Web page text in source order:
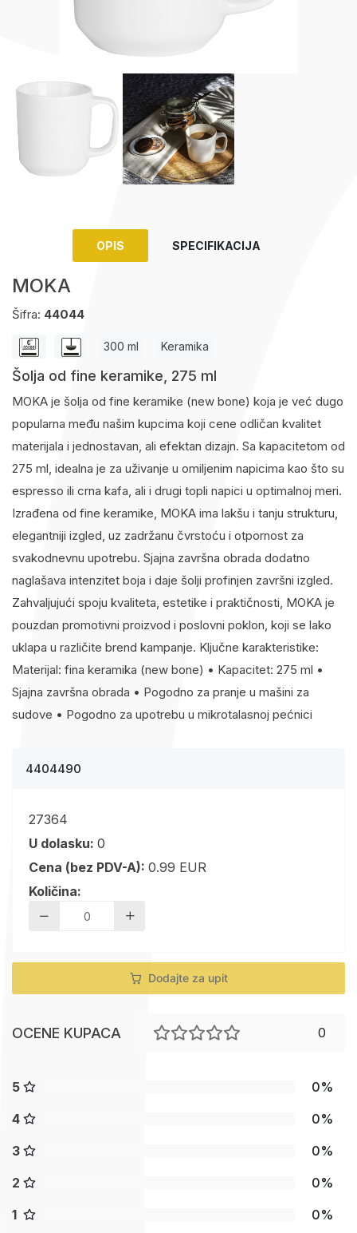
OPIS SPECIFIKACIJA
MOKA
Šifra: 44044
300 ml Keramika
Šolja od fine keramike, 275 ml
MOKA je šolja od fine keramike (new bone) koja je već dugo
popularna među našim kupcima koji cene odličan kvalitet
materijala i jednostavan, ali efektan dizajn. Sa kapacitetom od
275 ml, idealna je za uživanje u omiljenim napicima kao što su
espresso ili crna kafa, ali i drugi topli napici u optimalnoj meri.
Izrađena od fine keramike, MOKA ima lakšu i tanju strukturu,
elegantniji izgled, uz zadržanu čvrstoću i otpornost za
svakodnevnu upotrebu. Sjajna završna obrada dodatno
naglašava intenzitet boja i daje šolji profinjen završni izgled.
Zahvaljujući spoju kvaliteta, estetike i praktičnosti, MOKA je
pouzdan promotivni proizvod i poslovni poklon, koji se lako
uklapa u različite brend kampanje. Ključne karakteristike:
Materijal: fina keramika (new bone) • Kapacitet: 275 ml •
Sjajna završna obrada • Pogodno za pranje u mašini za
sudove • Pogodno za upotrebu u mikrotalasnoj pećnici
4404490
27364
U dolasku: 0
Cena (bez PDV-A): 0.99 EUR
Količina:
Dodajte za upit
OCENE KUPACA 0
5
0%
4
0%
3
0%
2
0%
1
0%
Tech portfolio